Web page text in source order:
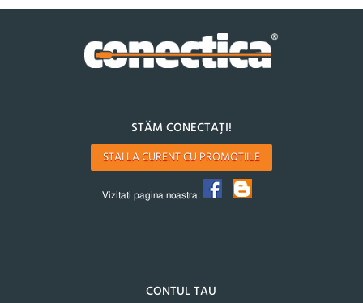
STĂM CONECTAȚI!
STAI LA CURENT CU PROMOTIILE
Vizitati pagina noastra:
CONTUL TAU